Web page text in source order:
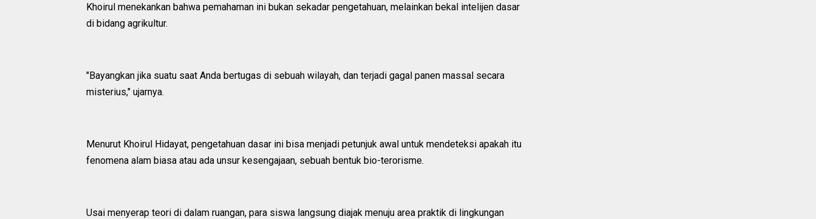
Khoirul menekankan bahwa pemahaman ini bukan sekadar pengetahuan, melainkan bekal intelijen dasar
di bidang agrikultur.
"Bayangkan jika suatu saat Anda bertugas di sebuah wilayah, dan terjadi gagal panen massal secara
misterius," ujarnya.
Menurut Khoirul Hidayat, pengetahuan dasar ini bisa menjadi petunjuk awal untuk mendeteksi apakah itu
fenomena alam biasa atau ada unsur kesengajaan, sebuah bentuk bio-terorisme.
Usai menyerap teori di dalam ruangan, para siswa langsung diajak menuju area praktik di lingkungan